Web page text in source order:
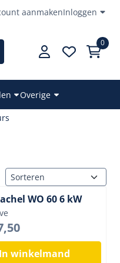
aanmakenInloggen
0
Overige
Sorteermethode
WO 60 6 kW
In winkelmand